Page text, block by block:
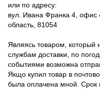
или по адресу:
вул. Ивана Франка 4, офис
область, 81054
Являясь товаром, который
службам доставки, по
событиями возможна
Якщо купил товар в
была оплачена мной. Срок